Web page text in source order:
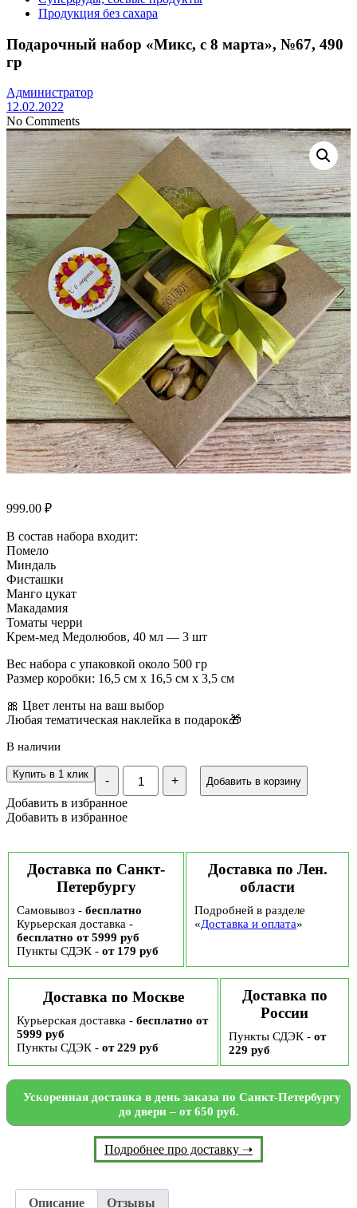
Продукция без сахара
Подарочный набор «Микс, с 8 марта», №67, 490
гр
Администратор
12.02.2022
No Comments
999.00 ₽
В состав набора входит:
Помело
Миндаль
Фисташки
Манго цукат
Макадамия
Томаты черри
Крем-мед Медолюбов, 40 мл — 3 шт
Вес набора с упаковкой около 500 гр
Размер коробки: 16,5 см х 16,5 см х 3,5 см
🎀 Цвет ленты на ваш выбор
Любая тематическая наклейка в подарок🎁
В наличии
-
Количество
Подарочный
набор
«Микс,
с
490
гр
+ Добавить в корзину
Купить в 1 клик
Добавить в избранное
Добавить в избранное
Доставка по Санкт-
Петербургу
Самовывоз - бесплатно
Курьерская доставка -
бесплатно от 5999 руб
Пункты СДЭК - от 179 руб
Доставка по Лен.
области
Подробней в разделе
«Доставка и оплата»
Доставка по Москве
Курьерская доставка - бесплатно от
5999 руб
Пункты СДЭК - от 229 руб
Доставка по
России
Пункты СДЭК - от
229 руб
Ускоренная доставка в день заказа по Санкт-Петербургу
до двери – от 650 руб.
Подробнее про доставку ➝
Описание Отзывы